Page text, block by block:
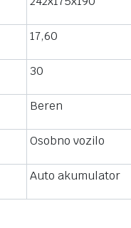
17,60
30
Beren
Osobno vozilo
Auto akumulator